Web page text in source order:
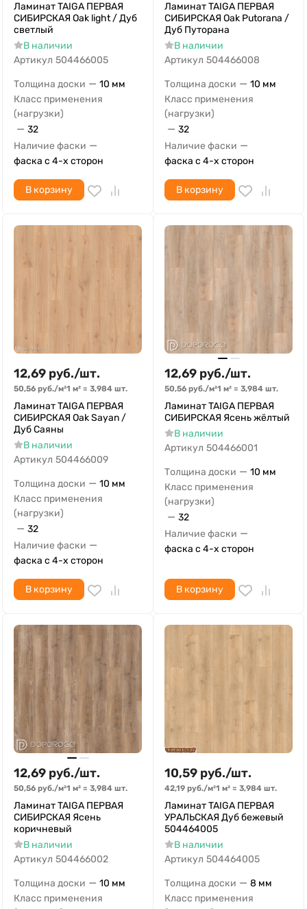
Ламинат TAIGA ПЕРВАЯ
СИБИРСКАЯ Oak light / Дуб
светлый
В наличии
Артикул 504466005
Толщина доски — 10 мм
Класс применения
(нагрузки)
— 32
Наличие фаски —
фаска с 4-х сторон
В корзину
Ламинат TAIGA ПЕРВАЯ
СИБИРСКАЯ Oak Putorana /
Дуб Путорана
В наличии
Артикул 504466008
Толщина доски — 10 мм
Класс применения
(нагрузки)
— 32
Наличие фаски —
фаска с 4-х сторон
В корзину
12,69 руб./шт.
50,56 руб./м²1 м² = 3,984 шт.
Ламинат TAIGA ПЕРВАЯ
СИБИРСКАЯ Oak Sayan /
Дуб Саяны
В наличии
Артикул 504466009
Толщина доски — 10 мм
Класс применения
(нагрузки)
— 32
Наличие фаски —
фаска с 4-х сторон
В корзину
12,69 руб./шт.
50,56 руб./м²1 м² = 3,984 шт.
Ламинат TAIGA ПЕРВАЯ
СИБИРСКАЯ Ясень жёлтый
В наличии
Артикул 504466001
Толщина доски — 10 мм
Класс применения
(нагрузки)
— 32
Наличие фаски —
фаска с 4-х сторон
В корзину
12,69 руб./шт.
50,56 руб./м²1 м² = 3,984 шт.
Ламинат TAIGA ПЕРВАЯ
СИБИРСКАЯ Ясень
коричневый
В наличии
Артикул 504466002
Толщина доски — 10 мм
Класс применения
10,59 руб./шт.
42,19 руб./м²1 м² = 3,984 шт.
Ламинат TAIGA ПЕРВАЯ
УРАЛЬСКАЯ Дуб бежевый
504464005
В наличии
Артикул 504464005
Толщина доски — 8 мм
Класс применения